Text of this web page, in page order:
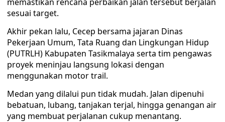
sesuai target.
Akhir pekan lalu, Cecep bersama jajaran Dinas
Pekerjaan Umum, Tata Ruang dan Lingkungan Hidup
(PUTRLH) Kabupaten Tasikmalaya serta tim pengawas
proyek meninjau langsung lokasi dengan
menggunakan motor trail.
Medan yang dilalui pun tidak mudah. Jalan dipenuhi
bebatuan, lubang, tanjakan terjal, hingga genangan air
yang membuat perjalanan cukup menantang.